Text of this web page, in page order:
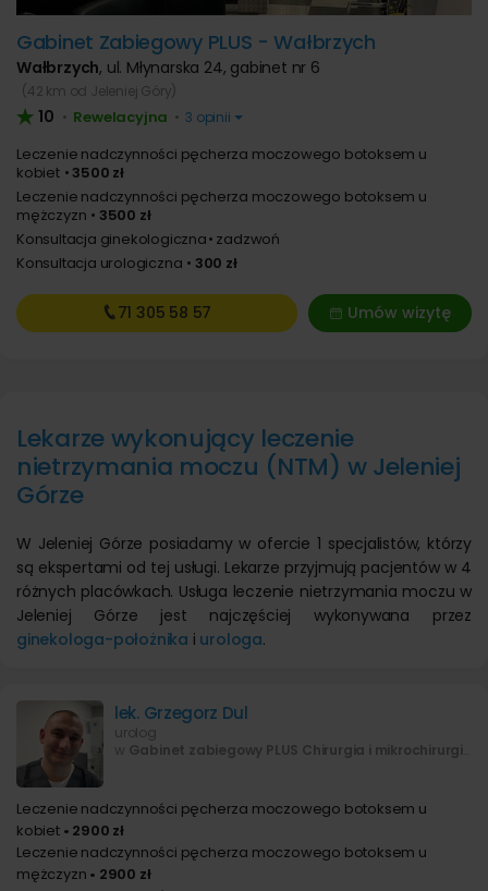
Gabinet Zabiegowy PLUS - Wałbrzych
Wałbrzych, ul. Młynarska 24, gabinet nr 6
(42 km od Jeleniej Góry)
10 • Rewelacyjna • 3 opinii
Leczenie nadczynności pęcherza moczowego botoksem u
kobiet
3500 zł
Leczenie nadczynności pęcherza moczowego botoksem u
mężczyzn
3500 zł
Konsultacja ginekologiczna zadzwoń
Konsultacja urologiczna
300 zł
Umów wizytę
71 305 58 57
Lekarze wykonujący leczenie
nietrzymania moczu (NTM) w Jeleniej
Górze
W Jeleniej Górze posiadamy w ofercie 1 specjalistów, którzy
są ekspertami od tej usługi. Lekarze przyjmują pacjentów w 4
różnych placówkach. Usługa leczenie nietrzymania moczu w
Jeleniej Górze jest najczęściej wykonywana przez
ginekologa-położnika i urologa.
lek. Grzegorz Dul
urolog
w Gabinet zabiegowy PLUS Chirurgia i mikrochirurgia, Gabinet Zabiegowy PLUS - Wałbrzych
Leczenie nadczynności pęcherza moczowego botoksem u
kobiet• 2900 zł
Leczenie nadczynności pęcherza moczowego botoksem u
mężczyzn • 2900 zł